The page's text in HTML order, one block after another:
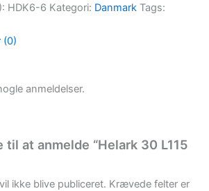
HDK6-6 Kategori: Danmark Tags:
(0)
anmeldelser.
at anmelde “Helark 30 L115
ikke blive publiceret. Krævede felter er